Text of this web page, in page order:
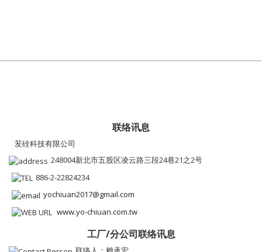
联络讯息
苃硂科技有限公司
248004新北市五股区凌云路三段24巷21之2号
886-2-22824234
yochiuan2017@gmail.com
www.yo-chiuan.com.tw
工厂/分公司联络讯息